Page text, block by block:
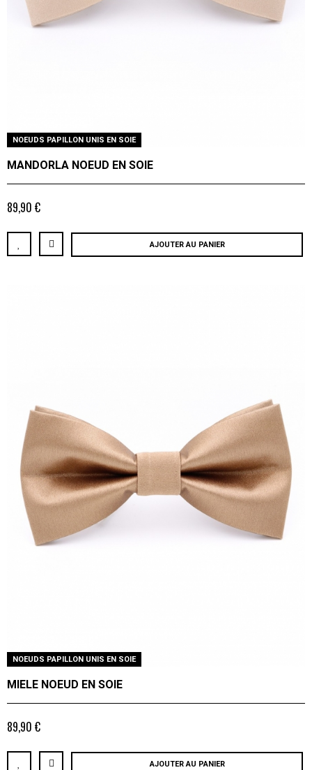
NOEUDS PAPILLON UNIS EN SOIE
MANDORLA NOEUD EN SOIE
89,90 €
AJOUTER AU PANIER
NOEUDS PAPILLON UNIS EN SOIE
MIELE NOEUD EN SOIE
89,90 €
AJOUTER AU PANIER